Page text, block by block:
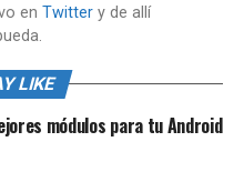
en Twittery de allí
LIKE
módulos para tu Android